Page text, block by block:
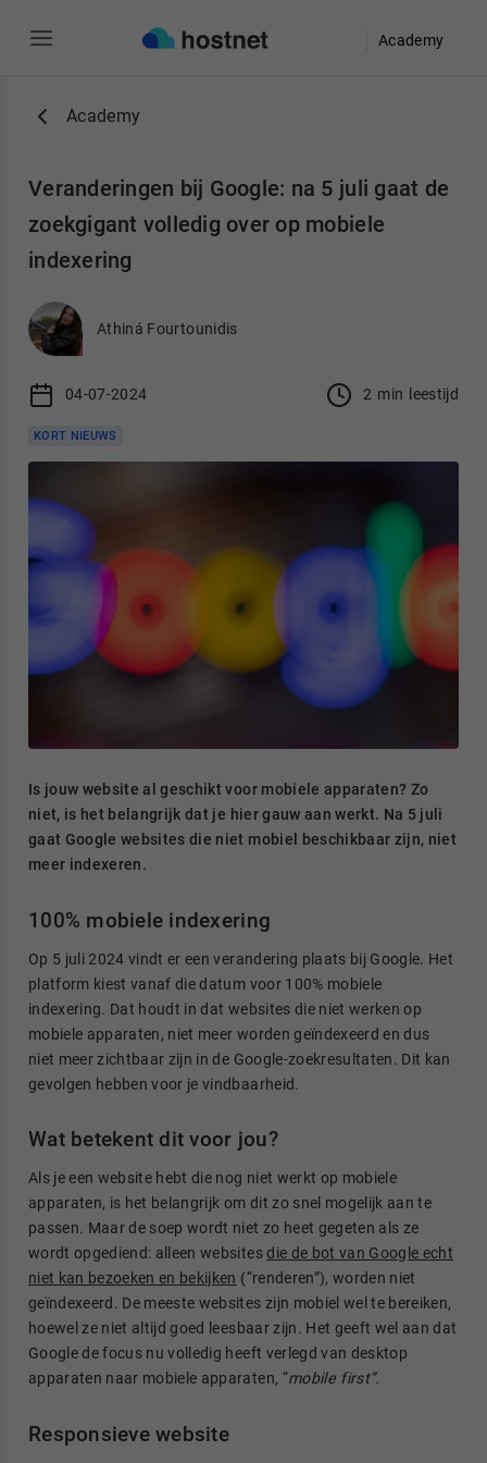
Academy
Academy
Veranderingen bij Google: na 5 juli gaat de
zoekgigant volledig over op mobiele
indexering
Athiná Fourtounidis
04-07-2024 2 min leestijd
KORT NIEUWS
Is jouw website al geschikt voor mobiele apparaten? Zo
niet, is het belangrijk dat je hier gauw aan werkt. Na 5 juli
gaat Google websites die niet mobiel beschikbaar zijn, niet
meer indexeren.
100% mobiele indexering
Op 5 juli 2024 vindt er een verandering plaats bij Google. Het
platform kiest vanaf die datum voor 100% mobiele
indexering. Dat houdt in dat websites die niet werken op
mobiele apparaten, niet meer worden geïndexeerd en dus
niet meer zichtbaar zijn in de Google-zoekresultaten. Dit kan
gevolgen hebben voor je vindbaarheid.
Wat betekent dit voor jou?
Als je een website hebt die nog niet werkt op mobiele
apparaten, is het belangrijk om dit zo snel mogelijk aan te
passen. Maar de soep wordt niet zo heet gegeten als ze
wordt opgediend: alleen websitesdie de bot van Google echt
niet kan bezoeken en bekijken (“renderen”), worden niet
geïndexeerd. De meeste websites zijn mobiel wel te bereiken,
hoewel ze niet altijd goed leesbaar zijn. Het geeft wel aan dat
Google de focus nu volledig heeft verlegd van desktop
apparaten naar mobiele apparaten, “mobile first”.
Responsieve website